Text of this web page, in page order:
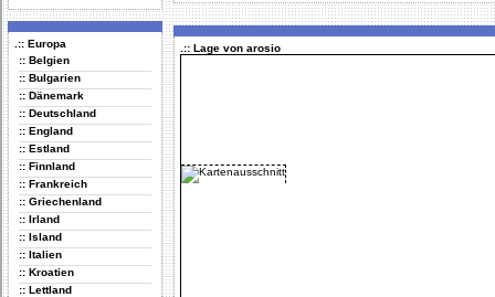
.:: Europa
:: Belgien
:: Bulgarien
:: Dänemark
:: Deutschland
:: England
:: Estland
:: Finnland
:: Frankreich
:: Griechenland
:: Irland
:: Island
:: Italien
:: Kroatien
:: Lettland
.:: Lage von arosio